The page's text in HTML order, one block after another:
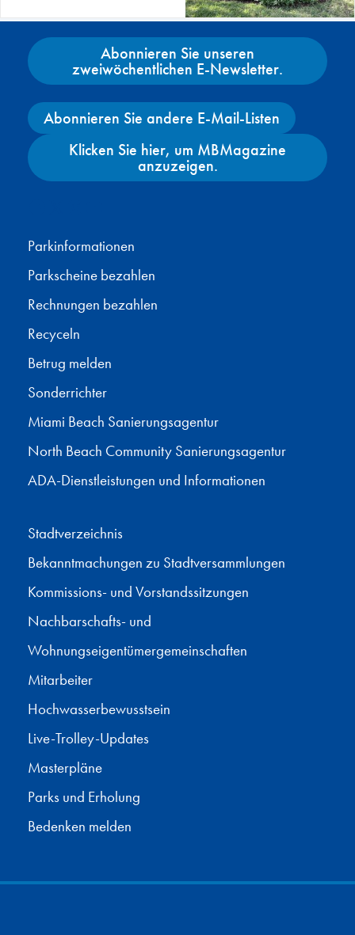
Abonnieren Sie unseren
zweiwöchentlichen E-Newsletter.
Abonnieren Sie andere E-Mail-Listen
Klicken Sie hier, um MBMagazine
anzuzeigen.
Parkinformationen
Parkscheine bezahlen
Rechnungen bezahlen
Recyceln
Betrug melden
Sonderrichter
Miami Beach Sanierungsagentur
North Beach Community Sanierungsagentur
ADA-Dienstleistungen und Informationen
Stadtverzeichnis
Bekanntmachungen zu Stadtversammlungen
Kommissions- und Vorstandssitzungen
Nachbarschafts- und
Wohnungseigentümergemeinschaften
Mitarbeiter
Hochwasserbewusstsein
Live-Trolley-Updates
Masterpläne
Parks und Erholung
Bedenken melden